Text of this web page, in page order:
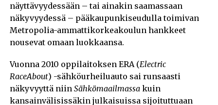
näyttävyydessään – tai ainakin saamassaan
näkyvyydessä – pääkaupunkiseudulla toimivan
Metropolia-ammattikorkeakoulun hankkeet
nousevat omaan luokkaansa.
Vuonna 2010 oppilaitoksen ERA (Electric
RaceAbout) -sähköurheiluauto sai runsaasti
näkyvyyttä niin Sähkömaailmassa kuin
kansainvälisissäkin julkaisuissa sijoituttuaan